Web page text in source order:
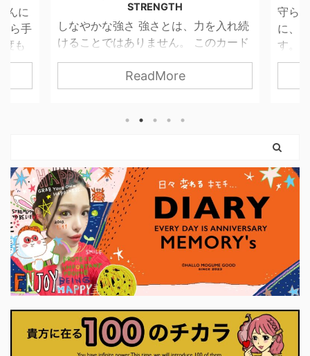
んに
ら手
も
せ
思っ
ーに
ま
押せ
STRENGTH
しなやかな強さ 強さとは、力を入れ続
けることではありません。 このカード
が描くのは、やさしさを失わずに、世
界と関わっていく力。 無理に押し切ら
なくてもいい。 我慢し続けなくてもい
け力を使えばいいのです。 弓を引く手
に、やさしさを捨てなくていい」 とい
うことを教えてくれます。 前のカード
で育ててきた意志は、 ここで初めて、
外の世界に触れはじめます。 それは大
きな行動でなくてもかまいません。 小
さく ...
ReadMore
守ら
に、
す。
って
ちゃ
りも
に、